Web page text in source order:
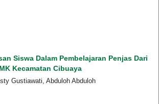
Siswa Dalam Pembelajaran Penjas Dari
Kecamatan Cibuaya
Gustiawati, Abduloh Abduloh